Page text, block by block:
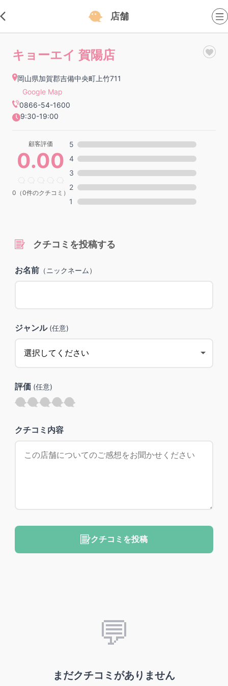
店舗
キョーエイ 賀陽店
岡山県加賀郡吉備中央町上竹711
Google Map
0866-54-1600
9:30-19:00
顧客評価
0.00
0（0件のクチコミ）
5
4
3
2
1
クチコミを投稿する
お名前（ニックネーム）
ジャンル (任意)
評価 (任意)
クチコミ内容
クチコミを投稿
💬
まだクチコミがありません